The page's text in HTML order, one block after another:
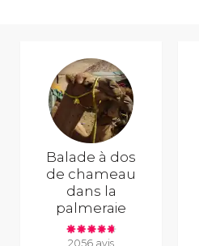
Balade à dos
de chameau
dans la
palmeraie
2056 avis